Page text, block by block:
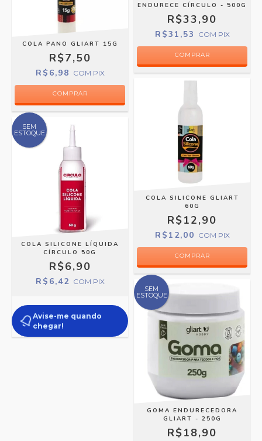
ENDURECE CÍRCULO - 500G
R$33,90
R$31,53 COM PIX
COLA PANO GLIART 15G
R$7,50
R$6,98 COM PIX
COLA SILICONE GLIART
60G
R$12,90
R$12,00 COM PIX
SEM
ESTOQUE
COLA SILICONE LÍQUIDA
CÍRCULO 50G
R$6,90
R$6,42 COM PIX
Avise-me quando
chegar!
SEM
ESTOQUE
GOMA ENDURECEDORA
GLIART - 250G
R$18,90